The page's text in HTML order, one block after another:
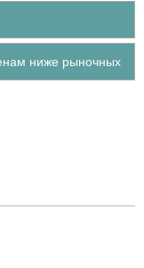
ниже рыночных